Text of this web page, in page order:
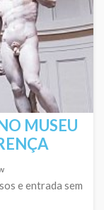
MUSEU
e entrada sem